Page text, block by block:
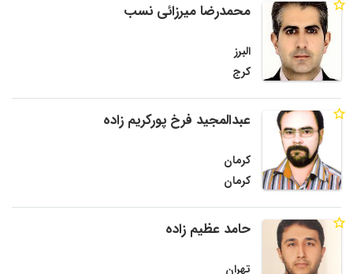
محمدرضا میرزائی نسب
البرز
کرج
عبدالمجید فرخ پورکریم زاده
کرمان
کرمان
حامد عظیم زاده
تهران